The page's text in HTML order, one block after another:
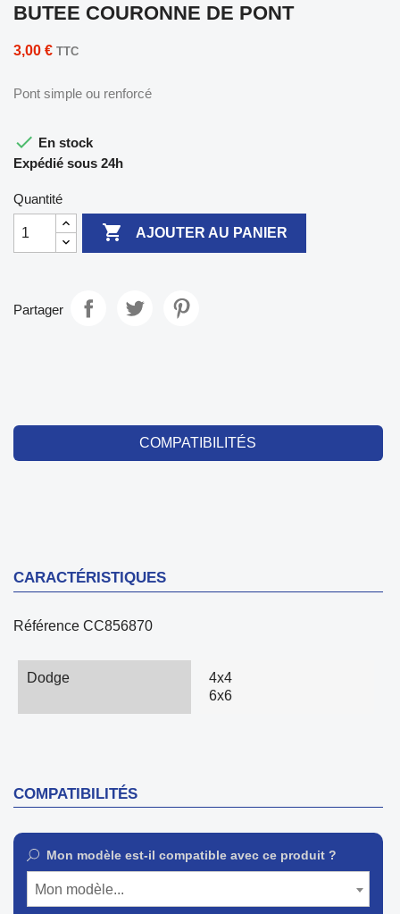
BUTEE COURONNE DE PONT
3,00 € TTC
Pont simple ou renforcé
 En stock
Expédié sous 24h
Quantité
 AJOUTER AU PANIER
Partager
COMPATIBILITÉS
CARACTÉRISTIQUES
Référence CC856870
Dodge
4x4
6x6
COMPATIBILITÉS
Mon modèle est-il compatible avec ce produit ?
Mon modèle...